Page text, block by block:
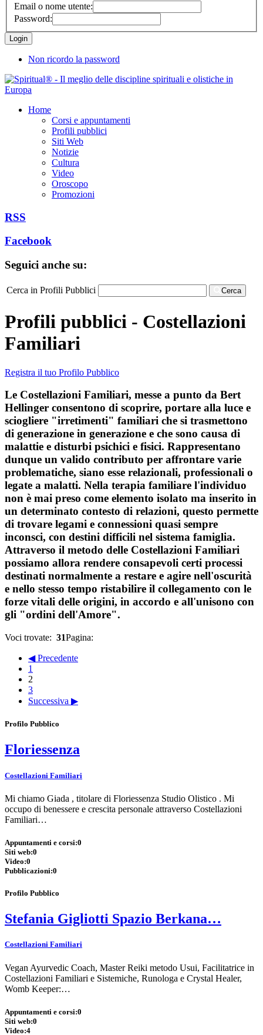
Email o nome utente:
Password:
Non ricordo la password
Home
Corsi e appuntamenti
Profili pubblici
Siti Web
Notizie
Cultura
Video
Oroscopo
Promozioni
RSS
Facebook
Seguici anche su:
Cerca in Profili Pubblici Cerca
Profili pubblici - Costellazioni
Familiari
Registra il tuo Profilo Pubblico
Le Costellazioni Familiari, messe a punto da Bert
Hellinger consentono di scoprire, portare alla luce e
sciogliere "irretimenti" familiari che si trasmettono
di generazione in generazione e che sono causa di
malattie e disturbi psichici e fisici. Rappresentano
dunque un valido contributo per affrontare varie
problematiche, siano esse relazionali, professionali o
legate a malatti. Nella terapia familiare l'individuo
non è mai preso come elemento isolato ma inserito in
un determinato contesto di relazioni, questo permette
di trovare legami e connessioni quasi sempre
inconsci, con destini difficili nel sistema famiglia.
Attraverso il metodo delle Costellazioni Familiari
possiamo allora rendere consapevoli certi processi
destinati normalmente a restare e agire nell'oscurità
e nello stesso tempo ristabilire il collegamento con le
forze vitali delle origini, in accordo e all'unisono con
gli "ordini dell'Amore".
Voci trovate: 31Pagina:
◀ Precedente
1
2
3
Successiva ▶
Profilo Pubblico
Floriessenza
Costellazioni Familiari
Mi chiamo Giada , titolare di Floriessenza Studio Olistico . Mi
occupo di benessere e crescita personale attraverso Costellazioni
Familiari…
Appuntamenti e corsi:0
Siti web:0
Video:0
Pubblicazioni:0
Profilo Pubblico
Stefania Gigliotti Spazio Berkana…
Costellazioni Familiari
Vegan Ayurvedic Coach, Master Reiki metodo Usui, Facilitatrice in
Costellazioni Familiari e Sistemiche, Runologa e Crystal Healer,
Womb Keeper:…
Appuntamenti e corsi:0
Siti web:0
Video:4